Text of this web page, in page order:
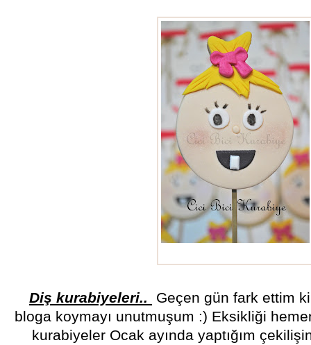
Diş kurabiyeleri..
Geçen gün fark ettim
bloga koymayı unutmuşum :) Eksikliği
kurabiyeler Ocak ayında yaptığım